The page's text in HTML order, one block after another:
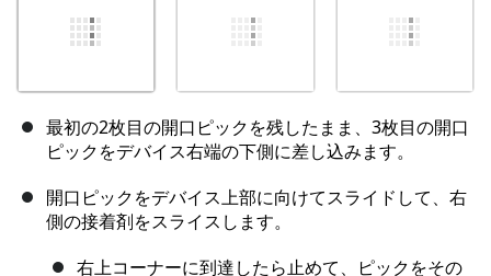
最初の2枚目の開口ピックを残したまま、3枚目の開口
ピックをデバイス右端の下側に差し込みます。
開口ピックをデバイス上部に向けてスライドして、右
側の接着剤をスライスします。
右上コーナーに到達したら止めて、ピックをその